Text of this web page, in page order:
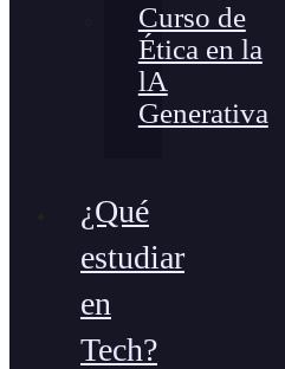
Curso de
Ética en la
lA
Generativa
¿Qué
estudiar
en
Tech?